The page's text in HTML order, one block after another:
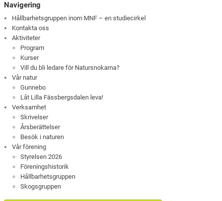
Navigering
Hållbarhetsgruppen inom MNF – en studiecirkel
Kontakta oss
Aktiviteter
Program
Kurser
Vill du bli ledare för Natursnokarna?
Vår natur
Gunnebo
Låt Lilla Fässbergsdalen leva!
Verksamhet
Skrivelser
Årsberättelser
Besök i naturen
Vår förening
Styrelsen 2026
Föreningshistorik
Hållbarhetsgruppen
Skogsgruppen